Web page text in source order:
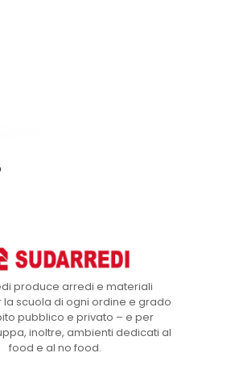
produce arredi e materiali
scuola di ogni ordine e grado
pubblico e privato – e per
inoltre, ambienti dedicati al
food e al no food.